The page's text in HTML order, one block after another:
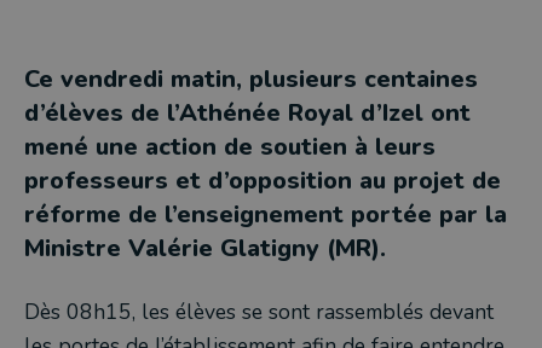
Ce vendredi matin, plusieurs centaines
d’élèves de l’Athénée Royal d’Izel ont
mené une action de soutien à leurs
professeurs et d’opposition au projet de
réforme de l’enseignement portée par la
Ministre Valérie Glatigny (MR).
Dès 08h15, les élèves se sont rassemblés devant